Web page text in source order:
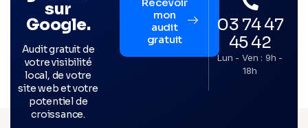
sur
Google.
Audit gratuit de
votre visibilité
local, de votre
site web et votre
potentiel de
croissance.
mon
audit
gratuit
03 74 47
45 42
Lun - Ven : 9h -
18h